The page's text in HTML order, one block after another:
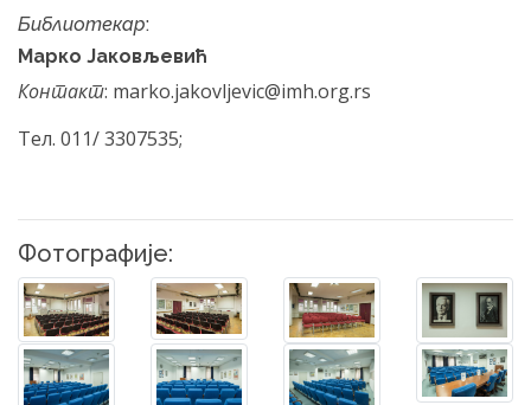
Библиотекар:
Марко Јаковљевић
Контакт: marko.jakovljevic@imh.org.rs
Тел. 011/ 3307535;
Фотографије: